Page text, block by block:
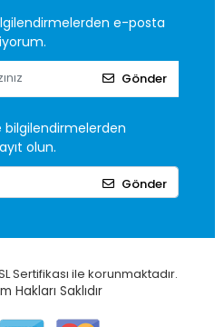
e-posta
Gönder
olun.
Gönder
Sertifikası ile korunmaktadır.
Hakları Saklıdır